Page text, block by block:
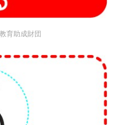
育助成財団